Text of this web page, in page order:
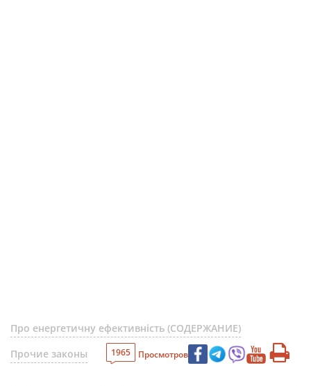
Про енергетичну ефективність (СОДЕРЖАНИЕ)
Прочие законы
1965 Просмотров